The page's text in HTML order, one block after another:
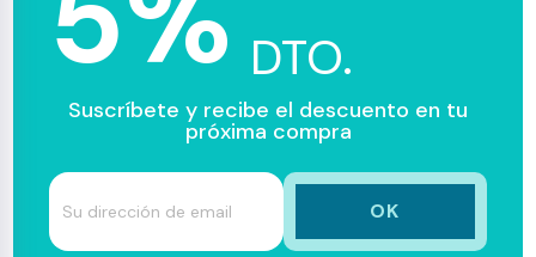
DTO.
Suscríbete y recibe el descuento en tu
próxima compra